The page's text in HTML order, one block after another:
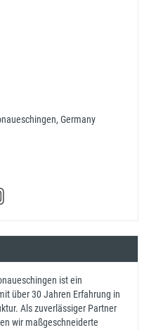
Germany
ist ein
über 30 Jahren Erfahrung in
Als zuverlässiger Partner
wir maßgeschneiderte